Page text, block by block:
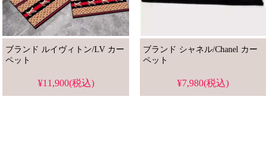
ブランド ルイヴィトン/LV カー
ペット
¥11,900(税込)
ブランド シャネル/Chanel カー
ペット
¥7,980(税込)